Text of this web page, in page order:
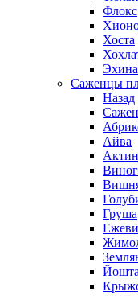
Флокс
Хоста
Саженцы
Назад
Айва
Груша
Йошта